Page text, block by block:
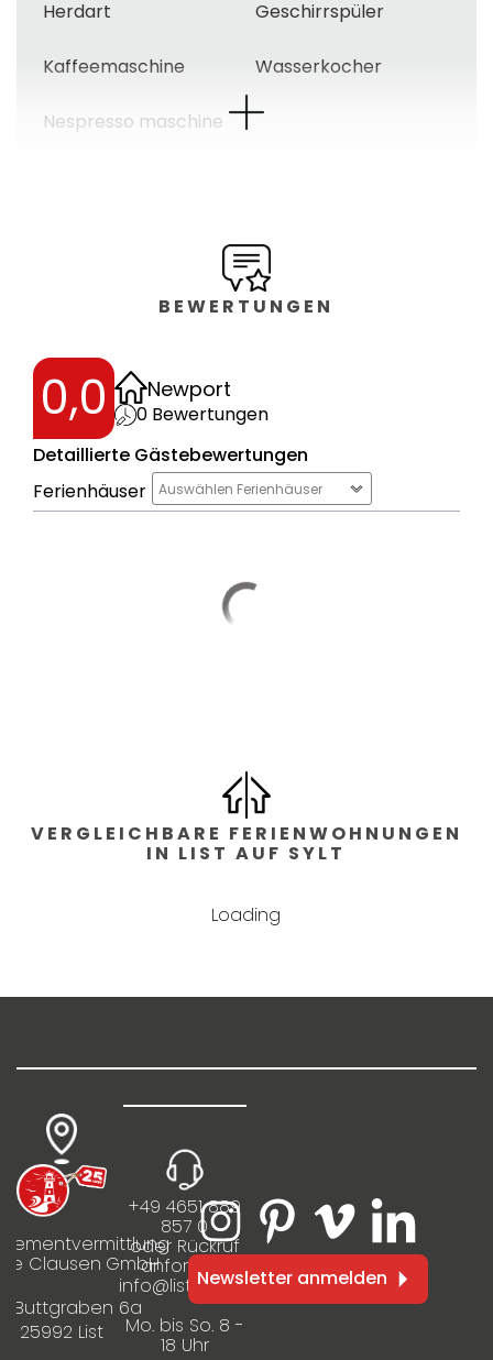
Herdart Geschirrspüler
Kaffeemaschine Wasserkocher
Nespresso maschine
Badewanne
Gäste wc
Garten
Terrasse
Gartenmöbel
Umzäuntes
grundstück
Bad
203m
Lage
Strandnähe
BEWERTUNGEN
0,0 Newport
0 Bewertungen
Detaillierte Gästebewertungen
Ferienhäuser
Auswählen Ferienhäuser
VERGLEICHBARE FERIENWOHNUNGEN
IN LIST AUF SYLT
Loading
Clausen GmbH
Buttgraben 6a
25992 List
+49 4651 889
857 0
oder Rückruf
anfordern
info@listinfo.de
Mo. bis So. 8 -
18 Uhr
Newsletter anmelden